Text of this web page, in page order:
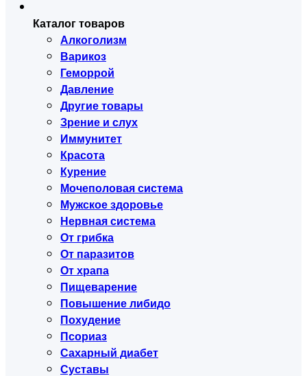
Каталог товаров
Алкоголизм
Варикоз
Геморрой
Давление
Другие товары
Зрение и слух
Иммунитет
Красота
Курение
Мочеполовая система
Мужское здоровье
Нервная система
От грибка
От паразитов
От храпа
Пищеварение
Повышение либидо
Похудение
Псориаз
Сахарный диабет
Суставы